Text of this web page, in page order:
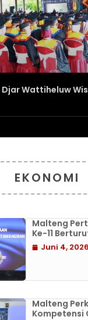
Wattiheluw
EKONOMI
Malteng
Ke-11
Juni 4, 2026
Malteng
Kompetensi